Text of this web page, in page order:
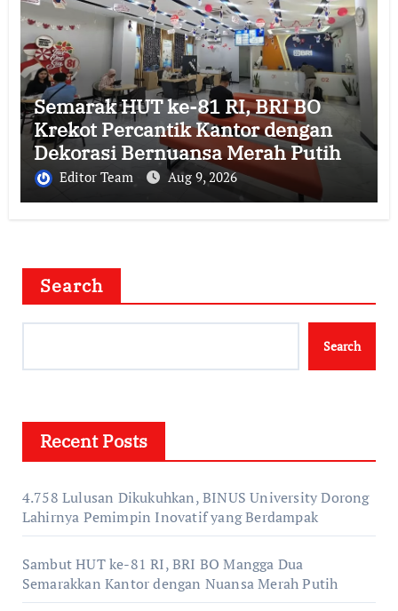
Semarak HUT ke-81 RI, BRI BO
Krekot Percantik Kantor dengan
Dekorasi Bernuansa Merah Putih
Editor Team Aug 9, 2026
Search
Search
Recent Posts
4.758 Lulusan Dikukuhkan, BINUS University Dorong
Lahirnya Pemimpin Inovatif yang Berdampak
Sambut HUT ke-81 RI, BRI BO Mangga Dua
Semarakkan Kantor dengan Nuansa Merah Putih